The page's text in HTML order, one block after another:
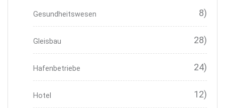
Gesundheitswesen 8)
Gleisbau 28)
Hafenbetriebe 24)
Hotel 12)